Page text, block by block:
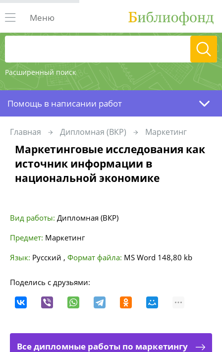
Расширенный поиск
Меню
Помощь в написании работ
Главная Дипломная (ВКР) Маркетинг
Маркетинговые исследования как
источник информации в
национальной экономике
Вид работы: Дипломная (ВКР)
Предмет: Маркетинг
Язык: Русский , Формат файла: MS Word 148,80 kb
Поделись с друзьями:
Все дипломные работы по маркетингу